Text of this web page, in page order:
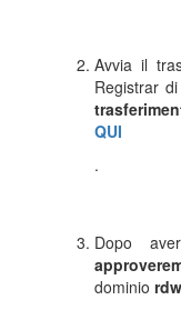
Avvia il
Registrar
QUI
.
Dopo
dominio